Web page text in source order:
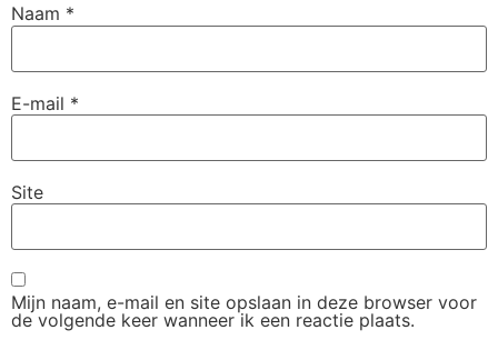
Naam *
E-mail *
Site
Mijn naam, e-mail en site opslaan in deze browser voor
de volgende keer wanneer ik een reactie plaats.